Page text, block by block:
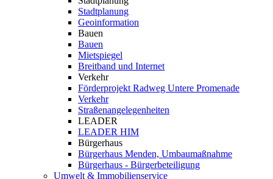
Stadtplanung
Geoinformation
Bauen
Bauen
Mietspiegel
Breitband und Internet
Verkehr
Förderprojekt Radweg Untere Promenade
Verkehr
Straßenangelegenheiten
LEADER
LEADER HIM
Bürgerhaus
Bürgerhaus Menden, Umbaumaßnahme
Bürgerhaus - Bürgerbeteiligung
Umwelt & Immobilienservice